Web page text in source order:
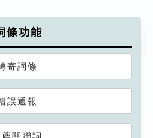
條功能
寄詞條
誤通報
關聯詞